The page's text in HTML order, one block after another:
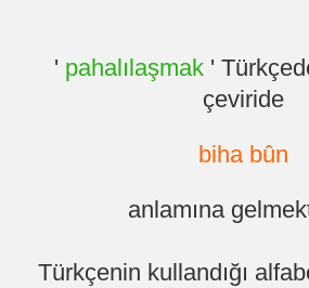
' pahalılaşmak '
çeviride
biha bûn
anlamına
Türkçenin kullandığı